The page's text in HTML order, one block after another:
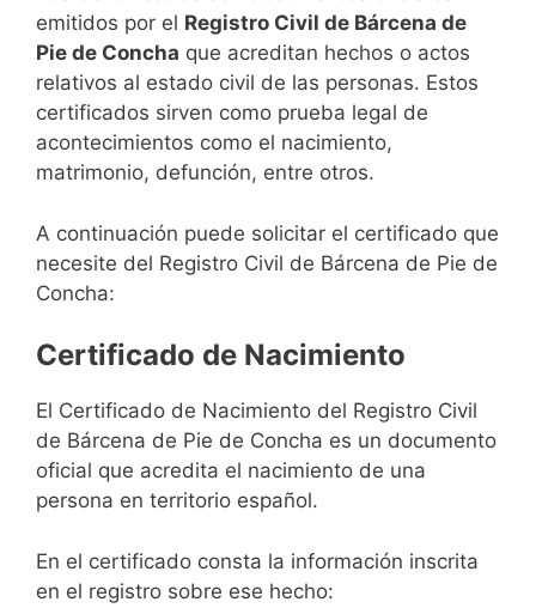
emitidos por el Registro Civil de Bárcena de
Pie de Concha que acreditan hechos o actos
relativos al estado civil de las personas. Estos
certificados sirven como prueba legal de
acontecimientos como el nacimiento,
matrimonio, defunción, entre otros.
A continuación puede solicitar el certificado que
necesite del Registro Civil de Bárcena de Pie de
Concha:
Certificado de Nacimiento
El Certificado de Nacimiento del Registro Civil
de Bárcena de Pie de Concha es un documento
oficial que acredita el nacimiento de una
persona en territorio español.
En el certificado consta la información inscrita
en el registro sobre ese hecho: